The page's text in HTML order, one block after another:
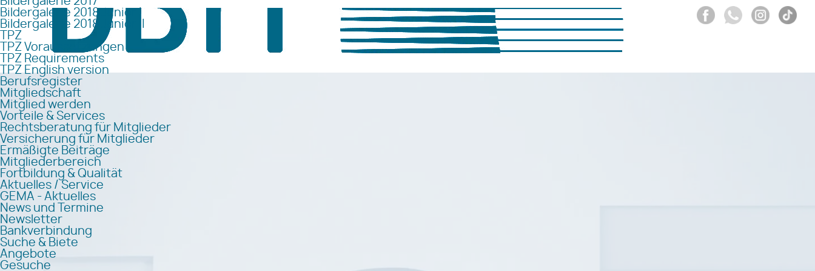
Bildergalerie 2018 Junior I
Bildergalerie 2018 Junior II
TPZ
TPZ Voraussetzungen
TPZ Requirements
TPZ English version
Berufsregister
Mitgliedschaft
Mitglied werden
Vorteile & Services
Rechtsberatung für Mitglieder
Versicherung für Mitglieder
Ermäßigte Beiträge
Mitgliederbereich
Fortbildung & Qualität
Aktuelles / Service
GEMA - Aktuelles
News und Termine
Newsletter
Bankverbindung
Suche & Biete
Angebote
Gesuche